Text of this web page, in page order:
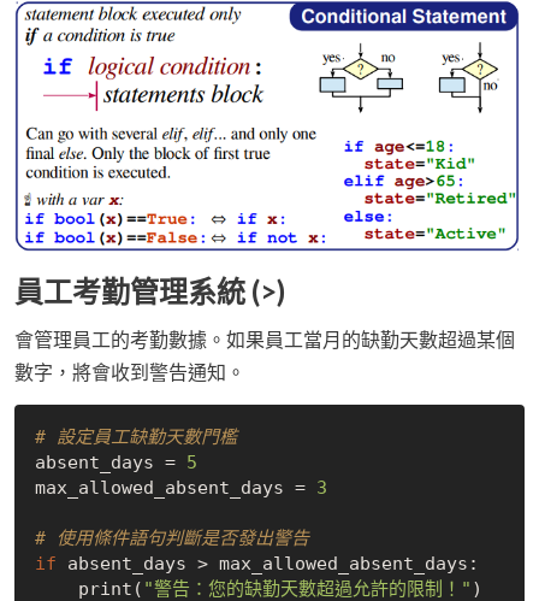
員工考勤管理系統 (>)
會管理員工的考勤數據。如果員工當月的缺勤天數超過某個
數字，將會收到警告通知。
# 設定員工缺勤天數門檻
absent_days = 5
max_allowed_absent_days = 3
# 使用條件語句判斷是否發出警告
if absent_days > max_allowed_absent_days:
    print(
"警告：您的缺勤天數超過允許的限制！"